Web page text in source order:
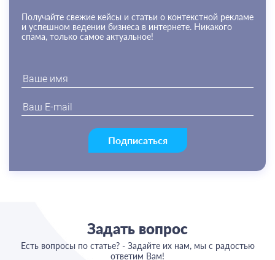
Получайте свежие кейсы и статьи о контекстной рекламе
и успешном ведении бизнеса в интернете. Никакого
спама, только самое актуальное!
Подписаться
Задать вопрос
Есть вопросы по статье? - Задайте их нам, мы с радостью
ответим Вам!